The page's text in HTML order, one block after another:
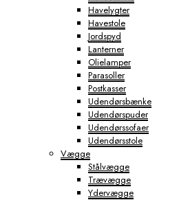
Havelygter
Havestole
Jordspyd
Lanterner
Olielamper
Parasoller
Postkasser
Udendørsbænke
Udendørspuder
Udendørssofaer
Udendørsstole
Vægge
Stålvægge
Trævægge
Ydervægge